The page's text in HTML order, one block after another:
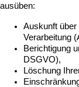
ausüben:
Auskunft über
Verarbeitung
Berichtigung
DSGVO),
Löschung